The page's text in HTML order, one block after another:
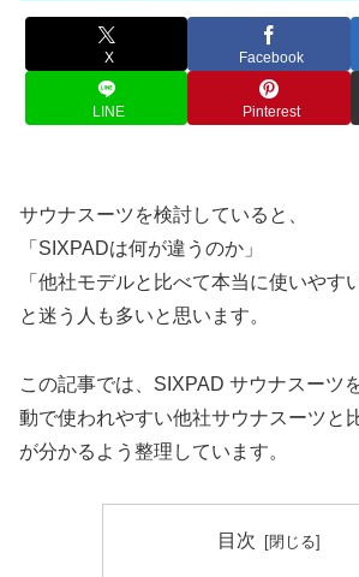
X Facebook
LINE Pinterest
サウナスーツを検討していると、
「SIXPADは何が違うのか」
「他社モデルと比べて本当に使いやす
と迷う人も多いと思います。
この記事では、SIXPAD サウナスーツ
動で使われやすい他社サウナスーツと
が分かるよう整理しています。
目次